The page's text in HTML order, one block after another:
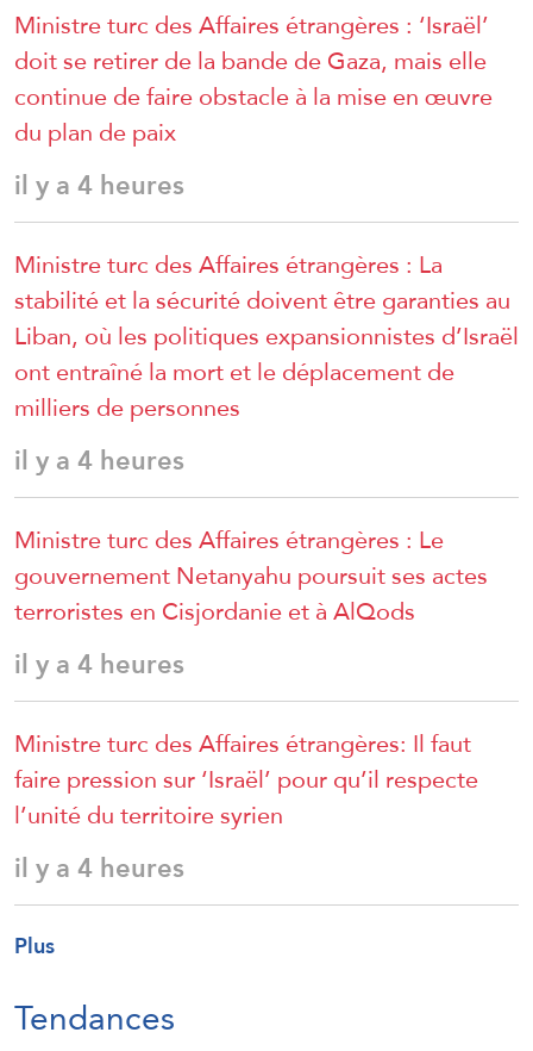
Ministre turc des Affaires étrangères : ‘Israël’
doit se retirer de la bande de Gaza, mais elle
continue de faire obstacle à la mise en œuvre
du plan de paix
il y a 4 heures
Ministre turc des Affaires étrangères : La
stabilité et la sécurité doivent être garanties au
Liban, où les politiques expansionnistes d’Israël
ont entraîné la mort et le déplacement de
milliers de personnes
il y a 4 heures
Ministre turc des Affaires étrangères : Le
gouvernement Netanyahu poursuit ses actes
terroristes en Cisjordanie et à AlQods
il y a 4 heures
Ministre turc des Affaires étrangères: Il faut
faire pression sur ‘Israël’ pour qu’il respecte
l’unité du territoire syrien
il y a 4 heures
Plus
Tendances